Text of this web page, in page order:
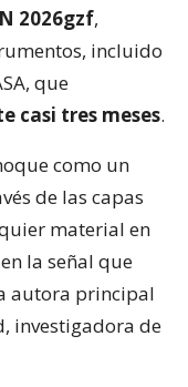
2026gzf,
incluido
que
casi tres meses.
como un
de las capas
material en
la señal que
autora principal
investigadora de